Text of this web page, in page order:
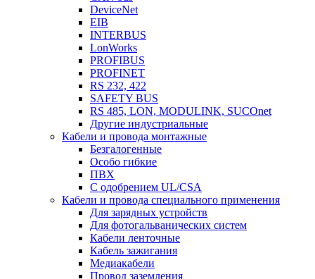
DeviceNet
EIB
INTERBUS
LonWorks
PROFIBUS
PROFINET
RS 232, 422
SAFETY BUS
RS 485, LON, MODULINK, SUCOnet
Другие индустриальные
Кабели и провода монтажные
Безгалогенные
Особо гибкие
ПВХ
С одобрением UL/CSA
Кабели и провода специального применения
Для зарядных устройств
Для фотогальванических систем
Кабели ленточные
Кабель зажигания
Медиакабели
Провод заземления